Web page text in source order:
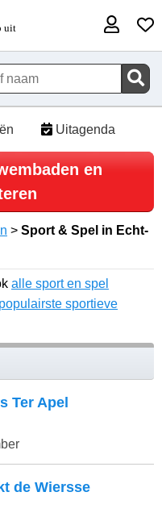
Uitagenda
en
> Sport & Spel in Echt-
alle sport en spel
sportieve
Ter Apel
de Wiersse